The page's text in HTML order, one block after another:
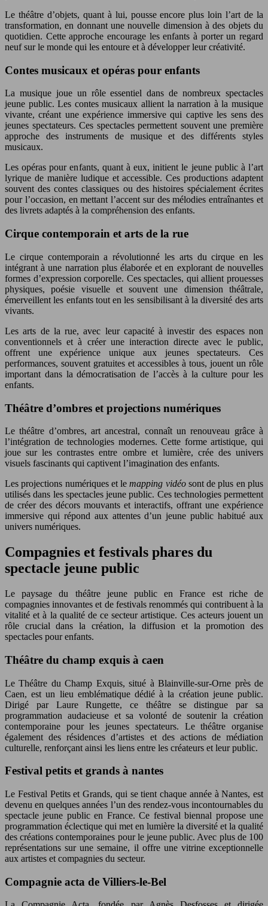
Le théâtre d’objets, quant à lui, pousse encore plus loin l’art de la
transformation, en donnant une nouvelle dimension à des objets du
quotidien. Cette approche encourage les enfants à porter un regard
neuf sur le monde qui les entoure et à développer leur créativité.
Contes musicaux et opéras pour enfants
La musique joue un rôle essentiel dans de nombreux spectacles
jeune public. Les contes musicaux allient la narration à la musique
vivante, créant une expérience immersive qui captive les sens des
jeunes spectateurs. Ces spectacles permettent souvent une première
approche des instruments de musique et des différents styles
musicaux.
Les opéras pour enfants, quant à eux, initient le jeune public à l’art
lyrique de manière ludique et accessible. Ces productions adaptent
souvent des contes classiques ou des histoires spécialement écrites
pour l’occasion, en mettant l’accent sur des mélodies entraînantes et
des livrets adaptés à la compréhension des enfants.
Cirque contemporain et arts de la rue
Le cirque contemporain a révolutionné les arts du cirque en les
intégrant à une narration plus élaborée et en explorant de nouvelles
formes d’expression corporelle. Ces spectacles, qui allient prouesses
physiques, poésie visuelle et souvent une dimension théâtrale,
émerveillent les enfants tout en les sensibilisant à la diversité des arts
vivants.
Les arts de la rue, avec leur capacité à investir des espaces non
conventionnels et à créer une interaction directe avec le public,
offrent une expérience unique aux jeunes spectateurs. Ces
performances, souvent gratuites et accessibles à tous, jouent un rôle
important dans la démocratisation de l’accès à la culture pour les
enfants.
Théâtre d’ombres et projections numériques
Le théâtre d’ombres, art ancestral, connaît un renouveau grâce à
l’intégration de technologies modernes. Cette forme artistique, qui
joue sur les contrastes entre ombre et lumière, crée des univers
visuels fascinants qui captivent l’imagination des enfants.
Les projections numériques et lemapping vidéo sont de plus en plus
utilisés dans les spectacles jeune public. Ces technologies permettent
de créer des décors mouvants et interactifs, offrant une expérience
immersive qui répond aux attentes d’un jeune public habitué aux
univers numériques.
Compagnies et festivals phares du
spectacle jeune public
Le paysage du théâtre jeune public en France est riche de
compagnies innovantes et de festivals renommés qui contribuent à la
vitalité et à la qualité de ce secteur artistique. Ces acteurs jouent un
rôle crucial dans la création, la diffusion et la promotion des
spectacles pour enfants.
Théâtre du champ exquis à caen
Le Théâtre du Champ Exquis, situé à Blainville-sur-Orne près de
Caen, est un lieu emblématique dédié à la création jeune public.
Dirigé par Laure Rungette, ce théâtre se distingue par sa
programmation audacieuse et sa volonté de soutenir la création
contemporaine pour les jeunes spectateurs. Le théâtre organise
également des résidences d’artistes et des actions de médiation
culturelle, renforçant ainsi les liens entre les créateurs et leur public.
Festival petits et grands à nantes
Le Festival Petits et Grands, qui se tient chaque année à Nantes, est
devenu en quelques années l’un des rendez-vous incontournables du
spectacle jeune public en France. Ce festival biennal propose une
programmation éclectique qui met en lumière la diversité et la qualité
des créations contemporaines pour le jeune public. Avec plus de 100
représentations sur une semaine, il offre une vitrine exceptionnelle
aux artistes et compagnies du secteur.
Compagnie acta de Villiers-le-Bel